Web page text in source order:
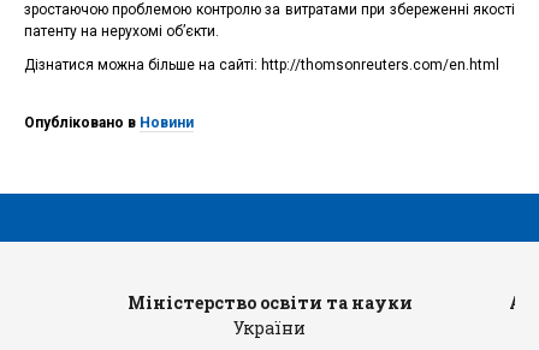
зростаючою проблемою контролю за витратами при збереженні якості
патенту на нерухомі об’єкти.
Дізнатися можна більше на сайті: http://thomsonreuters.com/en.html
Опубліковано в Новини
Міністерство освіти та науки
України